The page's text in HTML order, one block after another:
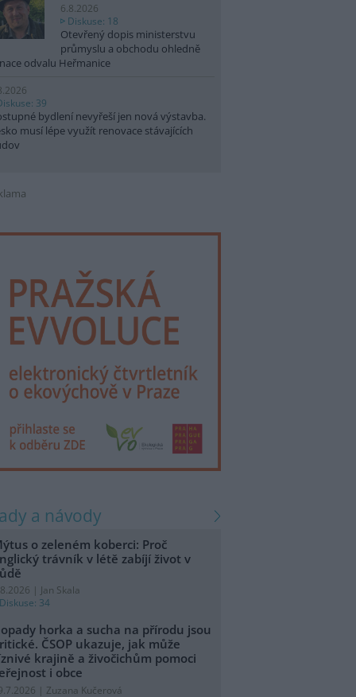
6.8.2026
Diskuse: 18
Otevřený dopis ministerstvu
průmyslu a obchodu ohledně
odvalu Heřmanice
39
bydlení nevyřeší jen nová výstavba.
musí lépe využít renovace stávajících
a návody
o zeleném koberci: Proč
trávník v létě zabíjí život v
| Jan Skala
Diskuse: 34
horka a sucha na přírodu jsou
ČSOP ukazuje, jak může
krajině a živočichům pomoci
i obce
| Zuzana Kučerová